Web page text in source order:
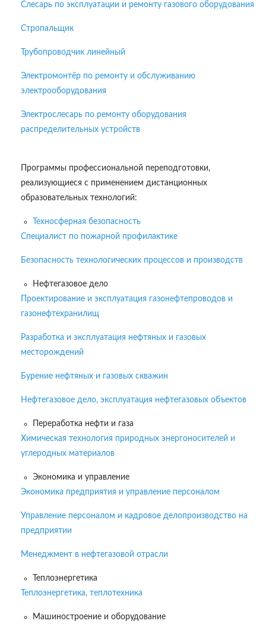
Слесарь по эксплуатации и ремонту газового оборудования
Стропальщик
Трубопроводчик линейный
Электромонтёр по ремонту и обслуживанию
электрооборудования
Электрослесарь по ремонту оборудования
распределительных устройств
Программы профессиональной переподготовки,
реализующиеся с применением дистанционных
образовательных технологий:
Техносферная безопасность
Специалист по пожарной профилактике
Безопасность технологических процессов и производств
Нефтегазовое дело
Проектирование и эксплуатация газонефтепроводов и
газонефтехранилищ
Разработка и эксплуатация нефтяных и газовых
месторождений
Бурение нефтяных и газовых скважин
Нефтегазовое дело, эксплуатация нефтегазовых объектов
Переработка нефти и газа
Химическая технология природных энергоносителей и
углеродных материалов
Экономика и управление
Экономика предприятия и управление персоналом
Управление персоналом и кадровое делопроизводство на
предприятии
Менеджмент в нефтегазовой отрасли
Теплоэнергетика
Теплоэнергетика, теплотехника
Машиностроение и оборудование